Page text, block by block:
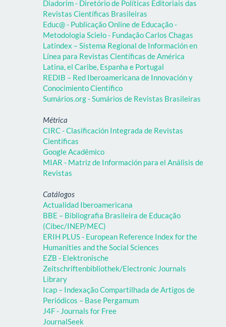
Diadorim - Diretório de Políticas Editoriais das
Revistas Científicas Brasileiras
Educ@ - Publicação Online de Educação -
Metodologia Scielo - Fundação Carlos Chagas
Latindex – Sistema Regional de Información en
Línea para Revistas Científicas de América
Latina, el Caribe, Espanha e Portugal
REDIB – Red Iberoamericana de Innovación y
Conocimiento Científico
Sumários.org - Sumários de Revistas Brasileiras
Métrica
CIRC - Clasificación Integrada de Revistas
Científicas
Google Acadêmico
MIAR - Matriz de Información para el Análisis de
Revistas
Catálogos
Actualidad Iberoamericana
BBE – Bibliografia Brasileira de Educação
(Cibec/INEP/MEC)
ERIH PLUS - European Reference Index for the
Humanities and the Social Sciences
EZB - Elektronische
Zeitschriftenbibliothek/Electronic Journals
Library
Icap – Indexação Compartilhada de Artigos de
Periódicos – Base Pergamum
J4F - Journals for Free
JournalSeek